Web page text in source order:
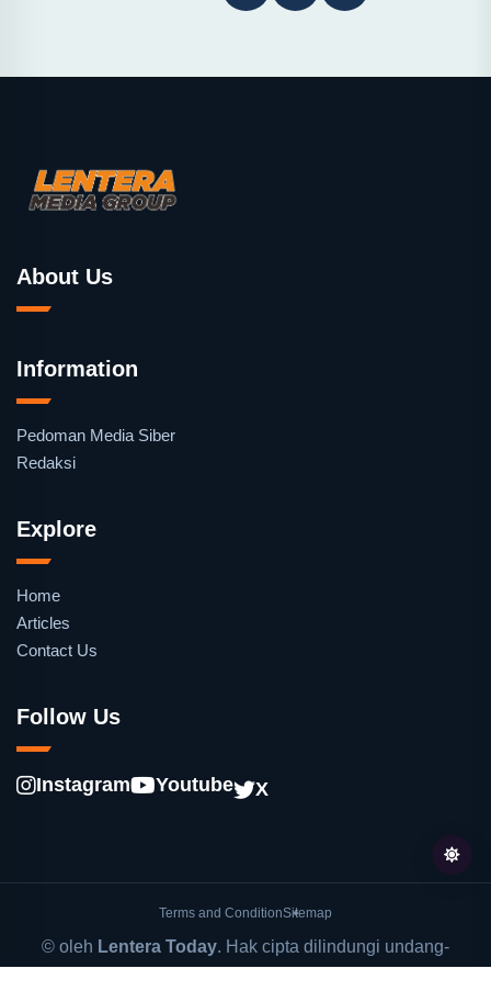
About Us
Information
Pedoman Media Siber
Redaksi
Explore
Home
Articles
Contact Us
Follow Us
Instagram Youtube X
Terms and ConditionSitemap
© oleh Lentera Today. Hak cipta dilindungi undang-